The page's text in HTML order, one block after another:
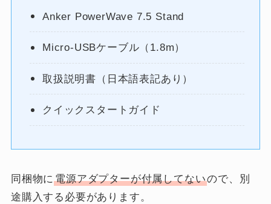
Anker PowerWave 7.5 Stand
Micro-USBケーブル（1.8m）
取扱説明書（日本語表記あり）
クイックスタートガイド
同梱物に電源アダプターが付属してないので、別
途購入する必要があります。